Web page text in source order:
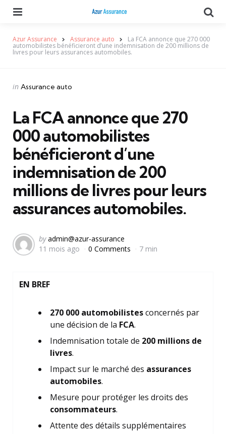
Azur Assurance Assurance auto La FCA annonce que 270 000
automobilistes bénéficieront d’une indemnisation de 200 millions de
livres pour leurs assurances automobiles.
Categories
Posted
in Assurance auto
La FCA annonce que 270
000 automobilistes
bénéficieront d’une
indemnisation de 200
millions de livres pour leurs
assurances automobiles.
Posted
by
by admin@azur-assurance
11 mois ago
0 Comments 7 min
EN BREF
270 000 automobilistesconcernés par
une décision de la FCA.
Indemnisation totale de 200 millions de
livres.
Impact sur le marché des assurances
automobiles.
Mesure pour protéger les droits des
consommateurs.
Attente des détails supplémentaires